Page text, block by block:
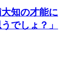
知の才能に
でしょ？」